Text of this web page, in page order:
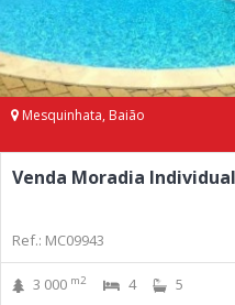
Mesquinhata, Baião
Venda Moradia
Ref.: MC09943
3 000 m2 4 5